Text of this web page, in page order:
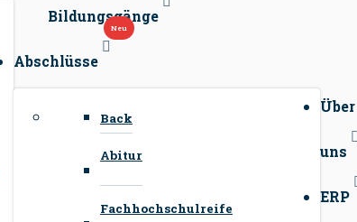
Bildungsgänge
Abschlüsse
Back
Abitur
Fachhochschulreife
Über
uns
ERP